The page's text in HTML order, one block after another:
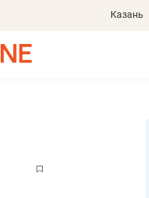
Казань